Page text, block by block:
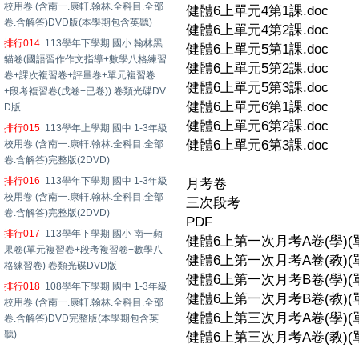
校用卷 (含南一.康軒.翰林.全科目.全部
卷.含解答)DVD版(本學期包含英聽)
排行014 113學年下學期 國小 翰林黑
貓卷(國語習作作文指導+數學八格練習
卷+課次複習卷+評量卷+單元複習卷
+段考複習卷(戊卷+已卷)) 卷類光碟DV
D版
排行015 113學年上學期 國中 1-3年級
校用卷 (含南一.康軒.翰林.全科目.全部
卷.含解答)完整版(2DVD)
排行016 113學年下學期 國中 1-3年級
校用卷 (含南一.康軒.翰林.全科目.全部
卷.含解答)完整版(2DVD)
排行017 113學年下學期 國小 南一蘋
果卷(單元複習卷+段考複習卷+數學八
格練習卷) 卷類光碟DVD版
排行018 108學年下學期 國中 1-3年級
校用卷 (含南一.康軒.翰林.全科目.全部
卷.含解答)DVD完整版(本學期包含英
聽)
健體6上單元4第1課.doc
健體6上單元4第2課.doc
健體6上單元5第1課.doc
健體6上單元5第2課.doc
健體6上單元5第3課.doc
健體6上單元6第1課.doc
健體6上單元6第2課.doc
健體6上單元6第3課.doc
月考卷
三次段考
PDF
健體6上第一次月考A卷(學)(
健體6上第一次月考A卷(教)(
健體6上第一次月考B卷(學)(
健體6上第一次月考B卷(教)(
健體6上第三次月考A卷(學)(
健體6上第三次月考A卷(教)(